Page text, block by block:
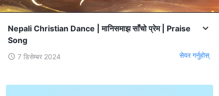
Nepali Christian Dance | मानिसमाझ साँचो प्रेम | Praise
Song
7 डिसेम्बर 2024 सेयर गर्नुहोस्